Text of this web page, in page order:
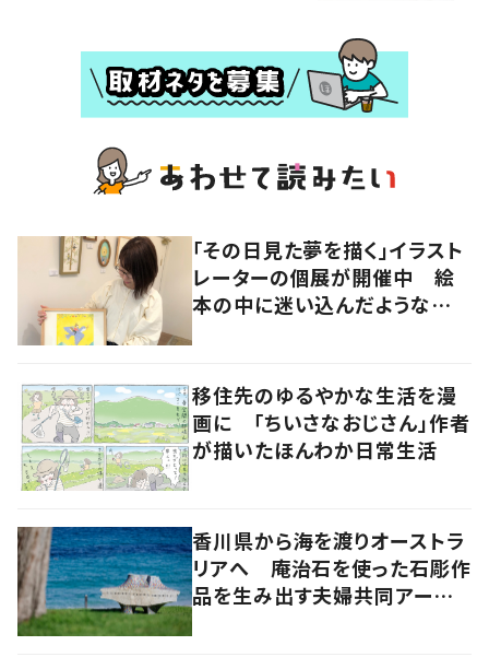
「その日見た夢を描く」イラスト
レーターの個展が開催中 絵
本の中に迷い込んだような想
移住先のゆるやかな生活を漫
画に 「ちいさなおじさん」作者
が描いたほんわか日常生活
香川県から海を渡りオーストラ
リアへ 庵治石を使った石彫作
品を生み出す夫婦共同アーティ